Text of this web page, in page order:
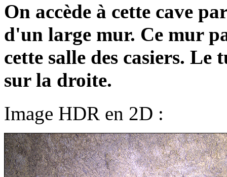
On accède à cette cave
d'un large mur. Ce mur
cette salle des casiers.
sur la droite.
Image HDR en 2D :